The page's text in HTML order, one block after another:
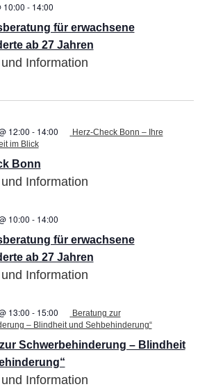
für erwachsene
ab 27 Jahren
10:00 - 14:00
erwachsene
Zugewanderte
ab
27
Information
Bonn
12:00 - 14:00
Herz-Check Bonn – Ihre
im Blick
Information
für erwachsene
ab 27 Jahren
10:00 - 14:00
erwachsene
Zugewanderte
ab
27
Information
Schwerbehinderung – Blindheit
13:00 - 15:00
Beratung zur
– Blindheit und Sehbehinderung“
Information